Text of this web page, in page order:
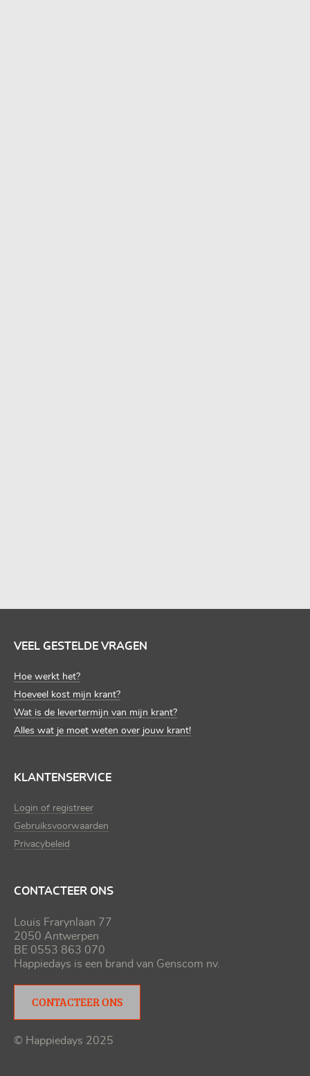
VEEL GESTELDE VRAGEN
Hoe werkt het?
Hoeveel kost mijn krant?
Wat is de levertermijn van mijn krant?
Alles wat je moet weten over jouw krant!
KLANTENSERVICE
Login of registreer
Gebruiksvoorwaarden
Privacybeleid
CONTACTEER ONS
Louis Frarynlaan 77
2050 Antwerpen
BE 0553 863 070
Happiedays is een brand van Genscom nv.
CONTACTEER ONS
© Happiedays 2025